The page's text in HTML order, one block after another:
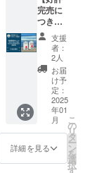
の交通
費や滞
在費：
支援者
様の交
通費や
滞在費
は各自
でご負
担くだ
さい。
・支援
の連絡
方法：
オリジ
ナルス
テッ
カー 1
個 ️★ お
礼の
メッ
セージ
<Rusty
Nesy
IPAにつ
いて>
アメリ
Brewer
y）完成
後、自
社醸造
第一弾
となる
初出荷
Rusty
Nest
Sessio
n IPAを
お楽し
だける6
完売に
つき、
緊急追
加！】
Rusty
Nest
Brewer
yの定番
「Rust
y Nest
IPA」と
海の相
棒とも
言える
「Rust
支援
者：
2人
お届
け予
定：
2025
年01
月
詳細を見る
こ
の
リ
タ
ー
ン
を
選
択
す